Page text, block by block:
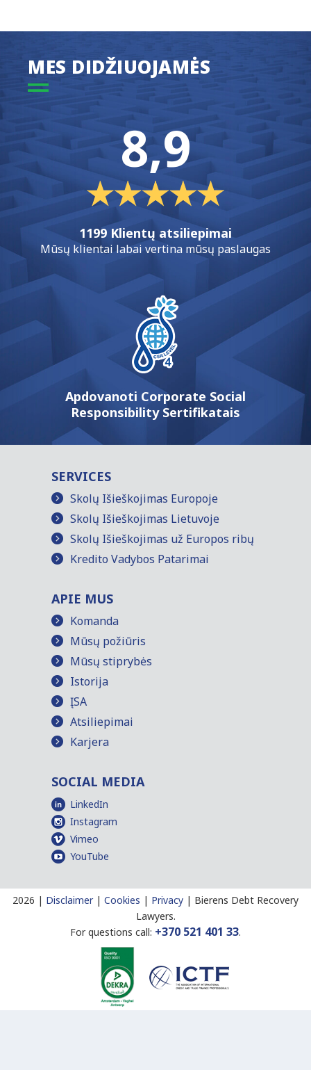
MES DIDŽIUOJAMĖS
8,9
1199 Klientų atsiliepimai
Mūsų klientai labai vertina mūsų paslaugas
Apdovanoti Corporate Social
Responsibility Sertifikatais
SERVICES
Skolų Išieškojimas Europoje
Skolų Išieškojimas Lietuvoje
Skolų Išieškojimas už Europos ribų
Kredito Vadybos Patarimai
APIE MUS
Komanda
Mūsų požiūris
Mūsų stiprybės
Istorija
ĮSA
Atsiliepimai
Karjera
SOCIAL MEDIA
LinkedIn
Instagram
Vimeo
YouTube
2026 | Disclaimer| Cookies | Privacy | Bierens Debt Recovery
Lawyers.
For questions call: +370 521 401 33.